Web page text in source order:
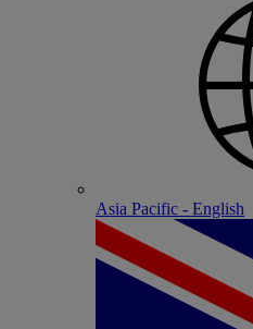
Asia Pacific - English